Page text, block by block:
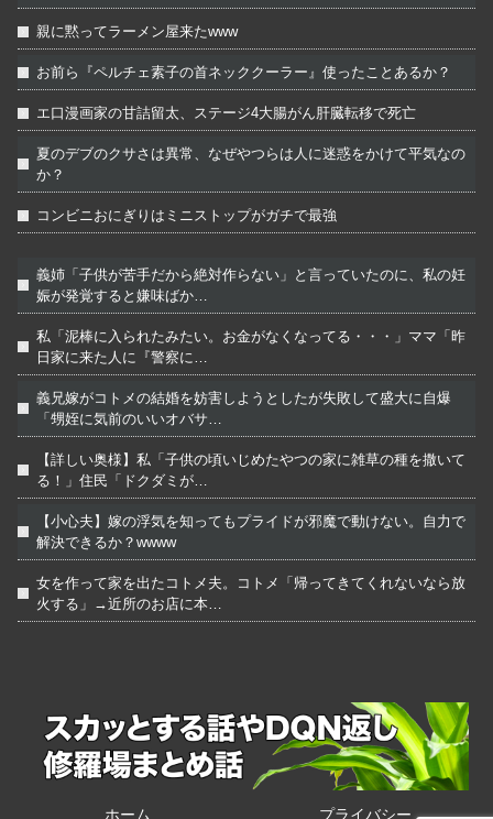
親に黙ってラーメン屋来たwww
お前ら『ペルチェ素子の首ネッククーラー』使ったことあるか？
エ口漫画家の甘詰留太、ステージ4大腸がん肝臓転移で死亡
夏のデブのクサさは異常、なぜやつらは人に迷惑をかけて平気なの
か？
コンビニおにぎりはミニストップがガチで最強
義姉「子供が苦手だから絶対作らない」と言っていたのに、私の妊
娠が発覚すると嫌味ばか…
私「泥棒に入られたみたい。お金がなくなってる・・・」ママ「昨
日家に来た人に『警察に…
義兄嫁がコトメの結婚を妨害しようとしたが失敗して盛大に自爆
「甥姪に気前のいいオバサ…
【詳しい奥様】私「子供の頃いじめたやつの家に雑草の種を撒いて
る！」住民「ドクダミが…
【小心夫】嫁の浮気を知ってもプライドが邪魔で動けない。自力で
解決できるか？wwww
女を作って家を出たコトメ夫。コトメ「帰ってきてくれないなら放
火する」→近所のお店に本…
ホーム プライバシー